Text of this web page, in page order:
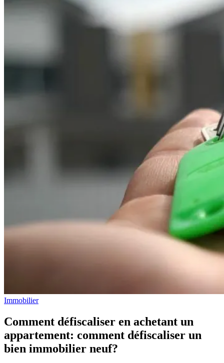
Immobilier
Comment défiscaliser en achetant un
appartement: comment défiscaliser un
bien immobilier neuf?